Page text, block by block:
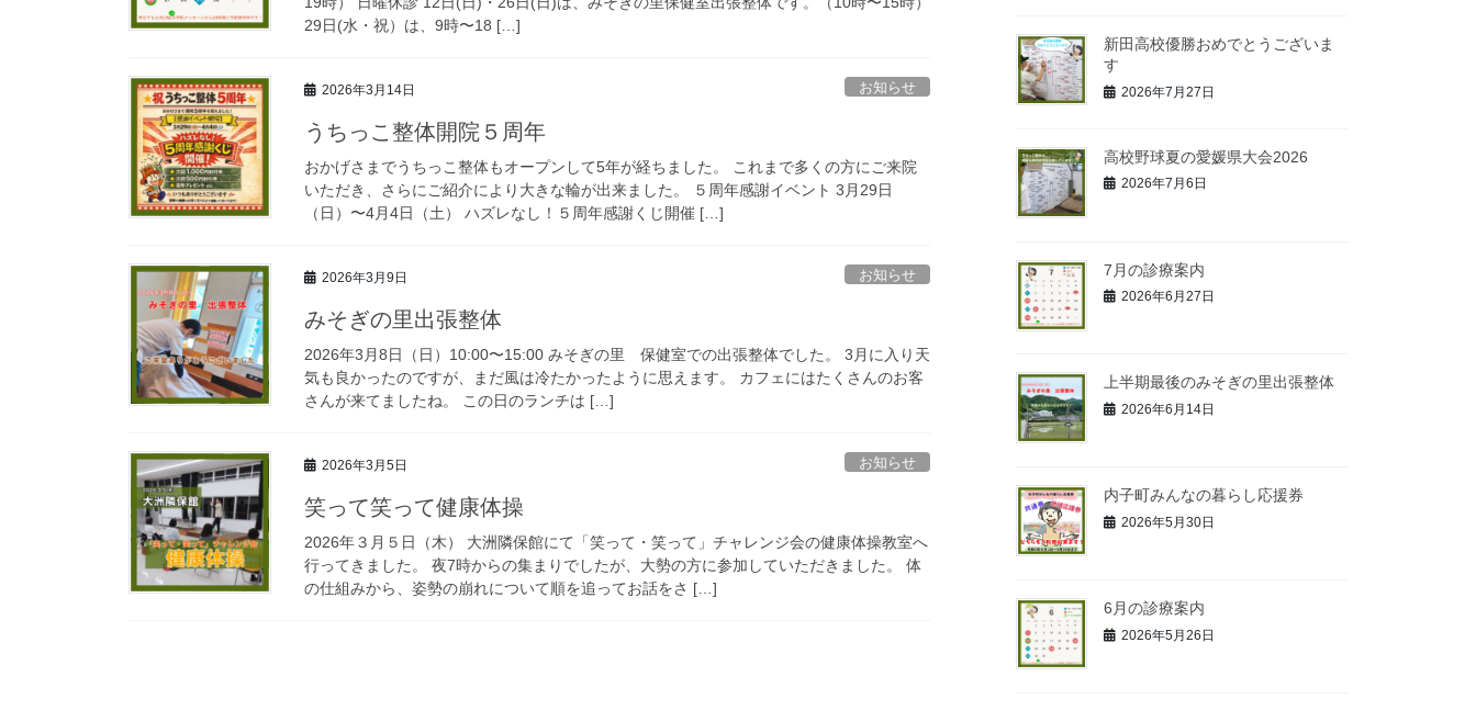
29日(水・祝）は、9時〜18 […]
2026年3月14日 お知らせ
うちっこ整体開院５周年
おかげさまでうちっこ整体もオープンして5年が経ちました。 これまで多くの方にご来院
いただき、さらにご紹介により大きな輪が出来ました。 ５周年感謝イベント 3月29日
（日）〜4月4日（土） ハズレなし！５周年感謝くじ開催 […]
2026年3月9日 お知らせ
みそぎの里出張整体
2026年3月8日（日）10:00〜15:00 みそぎの里 保健室での出張整体でした。 3月に入り天
気も良かったのですが、まだ風は冷たかったように思えます。 カフェにはたくさんのお客
さんが来てましたね。 この日のランチは […]
2026年3月5日 お知らせ
笑って笑って健康体操
2026年３月５日（木） 大洲隣保館にて「笑って・笑って」チャレンジ会の健康体操教室へ
行ってきました。 夜7時からの集まりでしたが、大勢の方に参加していただきました。 体
の仕組みから、姿勢の崩れについて順を追ってお話をさ […]
新田高校優勝おめでとうございま
す
2026年7月27日
高校野球夏の愛媛県大会2026
2026年7月6日
7月の診療案内
2026年6月27日
上半期最後のみそぎの里出張整体
2026年6月14日
内子町みんなの暮らし応援券
2026年5月30日
6月の診療案内
2026年5月26日